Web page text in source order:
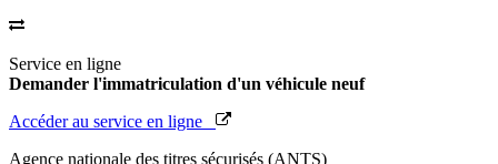
Service en ligne
Demander l'immatriculation d'un véhicule neuf
Accéder au service en ligne
Agence nationale des titres sécurisés (ANTS)